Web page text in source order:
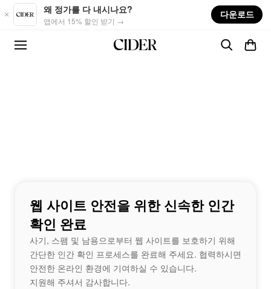
Skip to main content
왜 정가를 다 내시나요?
앱에서 15% 할인 받기 →
다운로드
웹 사이트 안전을 위한 신속한 인간
확인 완료
사기, 스팸 및 남용으로부터 웹 사이트를 보호하기 위해
간단한 인간 확인 프로세스를 완료해 주세요. 협력하시면
안전한 온라인 환경에 기여하실 수 있습니다.
지원해 주셔서 감사합니다.